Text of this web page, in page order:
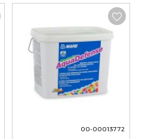
00-00013772